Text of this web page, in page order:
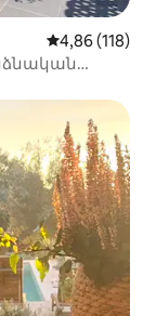
Միջին
4,86 (118)